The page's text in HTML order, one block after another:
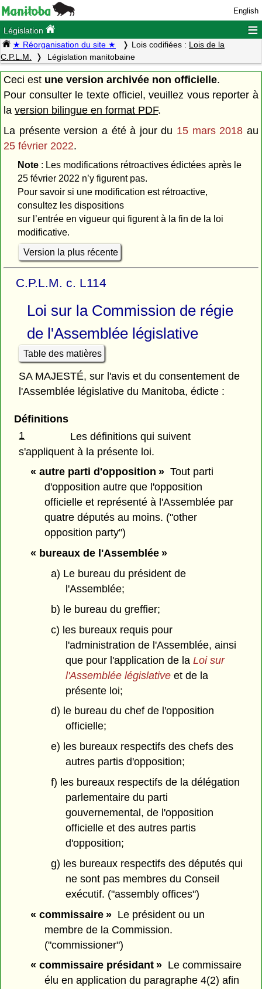
English
Législation ≡
★ Réorganisation du site ★ Lois codifiées : Lois de la
C.P.L.M.
Législation manitobaine
Ceci est une version archivée non officielle.
Pour consulter le texte officiel, veuillez vous reporter à
la version bilingue en format PDF.
La présente version a été à jour du 15 mars 2018 au
25 février 2022.
Note: Les modifications rétroactives édictées après le
25 février 2022 n’y figurent pas.
Pour savoir si une modification est rétroactive,
consultez les dispositions
sur l’entrée en vigueur qui figurent à la fin de la loi
modificative.
Version la plus récente
C.P.L.M. c. L114
Loi sur la Commission de régie
de l'Assemblée législative
Table des matières
SA MAJESTÉ, sur l'avis et du consentement de
l'Assemblée législative du Manitoba, édicte :
Définitions
1
Les définitions qui suivent
s'appliquent à la présente loi.
« autre parti d'opposition »Tout parti
d'opposition autre que l'opposition
officielle et représenté à l'Assemblée par
quatre députés au moins. ("other
opposition party")
« bureaux de l'Assemblée »
a) Le bureau du président de
l'Assemblée;
b) le bureau du greffier;
c) les bureaux requis pour
l'administration de l'Assemblée, ainsi
que pour l'application de la Loi sur
l'Assemblée législativeet de la
présente loi;
d) le bureau du chef de l'opposition
officielle;
e) les bureaux respectifs des chefs des
autres partis d'opposition;
f) les bureaux respectifs de la délégation
parlementaire du parti
gouvernemental, de l'opposition
officielle et des autres partis
d'opposition;
g) les bureaux respectifs des députés qui
ne sont pas membres du Conseil
exécutif. ("assembly offices")
« commissaire »Le président ou un
membre de la Commission.
("commissioner")
« commissaire présidant »Le commissaire
élu en application du paragraphe 4(2) afin